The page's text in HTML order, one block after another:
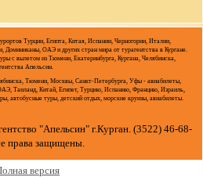
Турции, Египта, Китая, Испании, Черногории, Италии,
Доминиканы, ОАЭ и других стран мира от турагентства в Кургане.
с вылетом из Тюмени, Екатеринбурга, Кургана, Челябинска,
Апельсин.
Тюмени, Москвы, Санкт-Петербурга, Уфы - авиабилеты,
Таиланд, Китай, Египет, Турцию, Испанию, Францию, Израиль,
туры, детский отдых, морские круизы, авиабилеты.
"Апельсин" г.Курган. (3522) 46-68-
права защищены.
версия